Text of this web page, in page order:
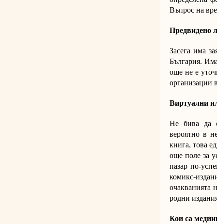
Въпрос на
Предвидено
Засега има
България.
още не е
организации
Виртуални
Не бива да
вероятно в
книга, това
още поле за
пазар по-
комикс-
очакванията
родни
Кои са